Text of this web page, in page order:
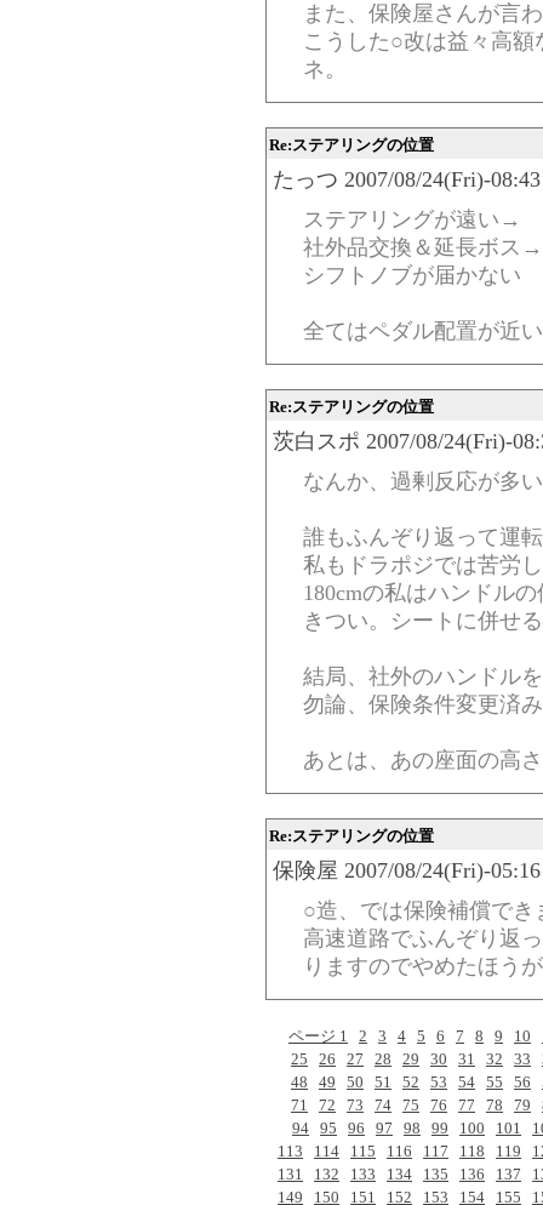
また、保険屋さんが言
こうした○改は益々高
ネ。
Re:ステアリングの位置
たっつ 2007/08/24(Fri)-
ステアリングが遠い→
社外品交換＆延長ボス→
シフトノブが届かない
全てはペダル配置が近
Re:ステアリングの位置
茨白スポ 2007/08/24(Fri)-
なんか、過剰反応が多
誰もふんぞり返って運
私もドラポジでは苦労
180cmの私はハンドル
きつい。シートに併せ
結局、社外のハンドル
勿論、保険条件変更済
あとは、あの座面の高
Re:ステアリングの位置
保険屋 2007/08/24(Fri)-
○造、では保険補償でき
高速道路でふんぞり返
りますのでやめたほう
ページ 1 2 3 4 5 6 7 8 9 10
25
26 27 28 29 30 31 32 33
48
49 50 51 52 53 54 55 56
71
72 73 74 75 76 77 78 79
94 95 96 97 98 99 100 101
113
114 115 116 117 118 119
131
132 133 134 135 136 137
149
150 151 152 153 154 155